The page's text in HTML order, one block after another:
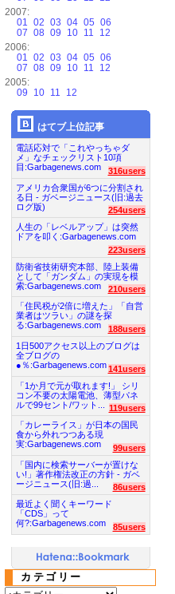
2007:
01 02 03 04 05 06
07 08 09 10 11
12
2006:
01 02 03 04 05 06
07 08 09 10 11
12
2005:
09
10 11 12
はてブ上位記事
電話応対で「これやっちゃダ
メ」なチェックリスト10項
目:Garbagenews.com
316users
アメリカ合衆国が6つに分割され
る日 - ガベージニュース(旧:過去
ログ版)
254users
人生の「レベルアップ」は突然
ドアを叩く:Garbagenews.com
223users
防衛省技術研究本部、陸上装備
として「ガンダム」の実現を模
索:Garbagenews.com
210users
「住民税が2倍に増えた」「自営
業者はツラい」の謎を探
る:Garbagenews.com
188users
1日500アクセス以上のブログは
全ブログの
●％:Garbagenews.com 141users
「1か月で元が取れます!」 シリ
コン不要の太陽電池、薄型パネ
ルで99セント/ワット...
119users
「カレーライス」が日本の国民
食から外れつつある現
実:Garbagenews.com
99users
「国内に検索サーバーが置けな
い!」著作権法改正の方針 - ガベ
ージニュース(旧:過...
86users
最近よく聞くキーワード
「CDS」って
何?:Garbagenews.com
85users
カテゴリー